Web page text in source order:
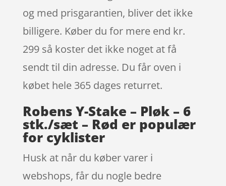
og med prisgarantien, bliver det ikke
billigere. Køber du for mere end kr.
299 så koster det ikke noget at få
sendt til din adresse. Du får oven i
købet hele 365 dages returret.
Robens Y-Stake – Pløk – 6
stk./sæt – Rød er populær
for cyklister
Husk at når du køber varer i
webshops, får du nogle bedre